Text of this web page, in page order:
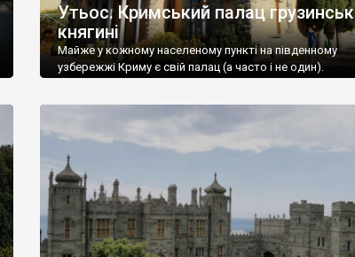
Утьос. Кримський палац
княгині
Майже у кожному населеному пункті на південному
узбережжі Криму є свій палац (а часто і не один).